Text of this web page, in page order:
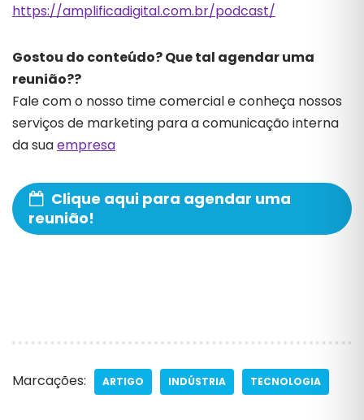
https://amplificadigital.com.br/podcast/
Gostou do conteúdo? Que tal agendar uma
reunião??
Fale com o nosso time comercial e conheça nossos
serviços de marketing para a comunicação interna
da suaempresa
Clique aqui para agendar uma
reunião!
Marcações: ARTIGO INDÚSTRIA TECNOLOGIA